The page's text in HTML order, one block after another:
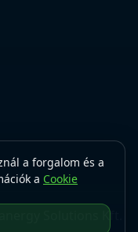
a forgalom és a
a Cookie
Solutions Kft.